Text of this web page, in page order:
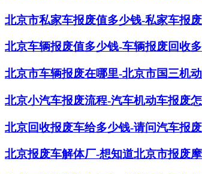
北京市私家车报废值多少钱-私家车报
北京车辆报废值多少钱-车辆报废回收
北京市车辆报废在哪里-北京市国三机
北京小汽车报废流程-汽车机动车报废
北京回收报废车给多少钱-请问汽车报
北京报废车解体厂-想知道北京市报废